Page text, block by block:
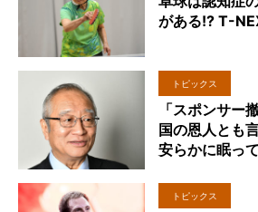
がある!? T-
トピックス
「スポンサー
国の恩人とも
安らかに眠っ
トピックス